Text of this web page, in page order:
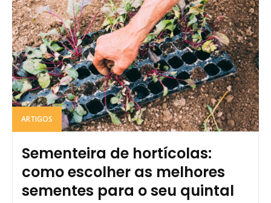
ARTIGOS
Sementeira de hortícolas:
como escolher as melhores
sementes para o seu quintal